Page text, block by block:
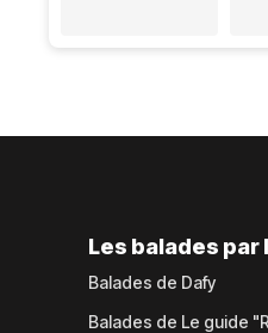
Les balades
Balades de Dafy
Balades de Le guide